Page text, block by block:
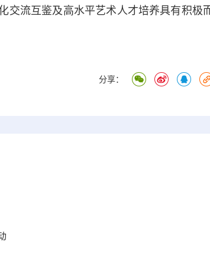
交流互鉴及高水平艺术人才培养具有积极
分享：